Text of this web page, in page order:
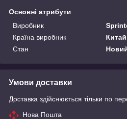
Основні атрибути
Виробник
Країна виробник
Китай
Стан
Умови доставки
Доставка здійснюється тільки по
Нова Пошта